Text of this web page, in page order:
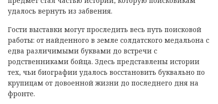
удалось вернуть из забвения.
Гости выставки могут проследить весь путь поисковой
работы: от найденного в земле солдатского медальона с
едва различимыми буквами до встречи с
родственниками бойца. Здесь представлены истории
тех, чьи биографии удалось восстановить буквально по
крупицам от довоенной жизни до последнего дня на
фронте.